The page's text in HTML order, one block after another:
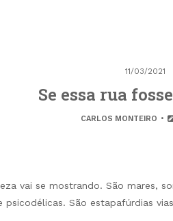
11/03/2021
Se essa rua
CARLOS MONTEIRO
vai se mostrando. São mares,
psicodélicas. São estapafúrdias